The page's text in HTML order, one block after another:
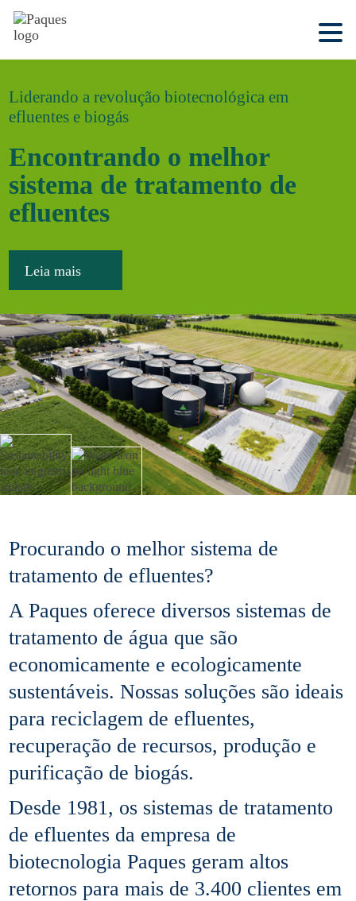
Liderando a revolução biotecnológica em
efluentes e biogás
Encontrando o melhor
sistema de tratamento de
efluentes
Leia mais
Procurando o melhor sistema de
tratamento de efluentes?
A Paques oferece diversos sistemas de
tratamento de água que são
economicamente e ecologicamente
sustentáveis. Nossas soluções são ideais
para reciclagem de efluentes,
recuperação de recursos, produção e
purificação de biogás.
Desde 1981, os sistemas de tratamento
de efluentes da empresa de
biotecnologia Paques geram altos
retornos para mais de 3.400 clientes em